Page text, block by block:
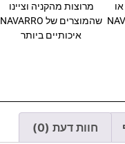
מרוצות מהקניה וציינו
שהמוצרים של NAVARRO
איכותיים ביותר
חוות דעת (0)